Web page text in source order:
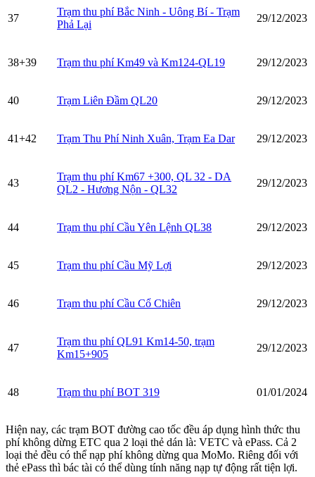
37
Trạm thu phí Bắc Ninh - Uông Bí - Trạm
Phả Lại
29/12/2023
38+39 Trạm thu phí Km49 và Km124-QL19 29/12/2023
40 Trạm Liên Đầm QL20 29/12/2023
41+42 Trạm Thu Phí Ninh Xuân, Trạm Ea Dar 29/12/2023
43
Trạm thu phí Km67 +300, QL 32 - DA
QL2 - Hương Nộn - QL32
29/12/2023
44 Trạm thu phí Cầu Yên Lệnh QL38 29/12/2023
45 Trạm thu phí Cầu Mỹ Lợi 29/12/2023
46 Trạm thu phí Cầu Cổ Chiên 29/12/2023
47
Trạm thu phí QL91 Km14-50, trạm
Km15+905
29/12/2023
48 Trạm thu phí BOT 319 01/01/2024
Hiện nay, các trạm BOT đường cao tốc đều áp dụng hình thức thu
phí không dừng ETC qua 2 loại thẻ dán là: VETC và ePass. Cả 2
loại thẻ đều có thể nạp phí không dừng qua MoMo. Riêng đối với
thẻ ePass thì bác tài có thể dùng tính năng nạp tự động rất tiện lợi.